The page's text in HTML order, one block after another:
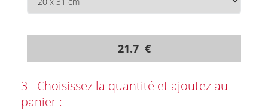
21.7 €
3 - Choisissez la quantité et ajoutez au
panier :